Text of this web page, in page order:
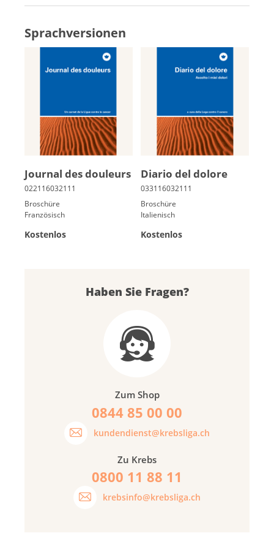
Sprachversionen
Jour­nal des dou­leurs
Broschüre
Französisch
Kostenlos
Diario del dolore
Broschüre
Italienisch
Kostenlos
Haben Sie Fragen?
Zum Shop
0844 85 00 00
kundendienst@krebsliga.ch
Zu Krebs
0800 11 88 11
krebsinfo@krebsliga.ch